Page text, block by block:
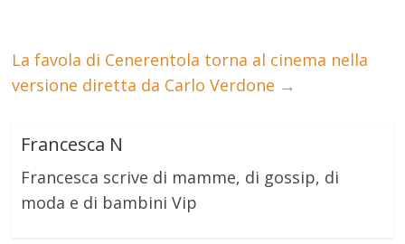
La favola di Cenerentola torna al cinema nella
versione diretta da Carlo Verdone →
Francesca N
Francesca scrive di mamme, di gossip, di
moda e di bambini Vip